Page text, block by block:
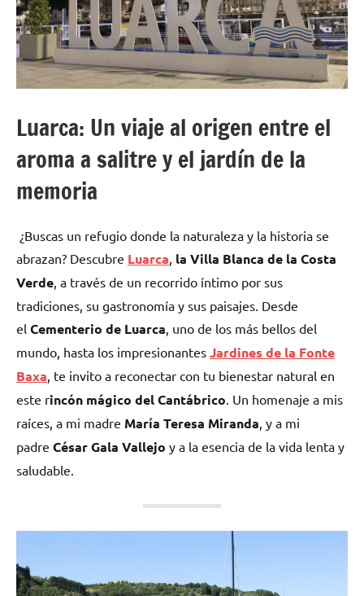
Luarca: Un viaje al origen entre el
aroma a salitre y el jardín de la
memoria
¿Buscas un refugio donde la naturaleza y la historia se
abrazan? Descubre Luarca la Villa Blanca de la Costa
Verde , a través de un recorrido íntimo por sus
tradiciones, su gastronomía y sus paisajes. Desde
el Cementerio de Luarca , uno de los más bellos del
mundo, hasta los impresionantes Jardines de la Fonte
Baxa , te invito a reconectar con tu bienestar natural en
este rincón mágico del Cantábrico . Un homenaje a mis
raíces, a mi madre María Teresa Miranda , y a mi
padre César Gala Vallejo y a la esencia de la vida lenta y
saludable.